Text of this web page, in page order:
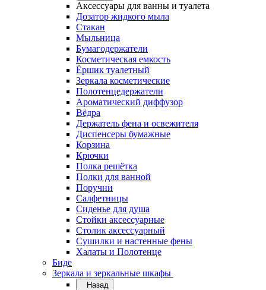
Аксессуары для ванны и туалета
Дозатор жидкого мыла
Стакан
Мыльница
Бумагодержатели
Косметическая емкость
Ёршик туалетный
Зеркала косметические
Полотенцедержатели
Ароматический диффузор
Вёдра
Держатель фена и освежителя
Диспенсеры бумажные
Корзина
Крючки
Полка решётка
Полки для ванной
Поручни
Салфетницы
Сиденье для душа
Стойки аксессуарные
Столик аксессуарный
Сушилки и настенные фены
Халаты и Полотенце
Биде
Зеркала и зеркальные шкафы
Назад